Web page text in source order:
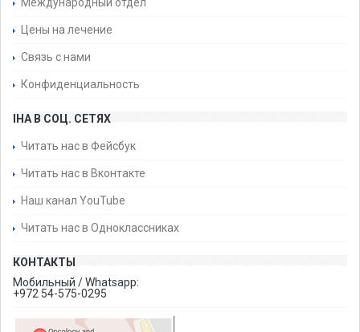
Цены на лечение
Связь с нами
Конфиденциальность
IHA В СОЦ. СЕТЯХ
Читать нас в Фейсбук
Читать нас в Вконтакте
Наш канал YouTube
Читать нас в Одноклассниках
КОНТАКТЫ
Мобильный / Whatsapp:
+972 54-575-0295